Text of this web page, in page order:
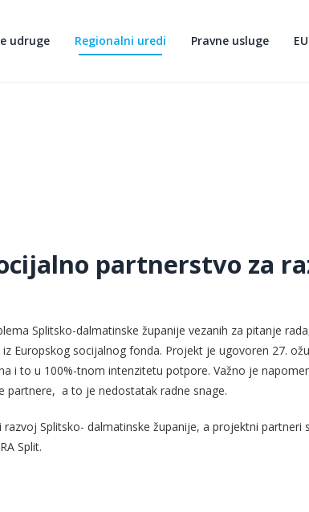
udruge Regionalni uredi Pravne usluge
partnerstvo za
Splitsko-dalmatinske županije vezanih za pitanje
Europskog socijalnog fonda. Projekt je ugovoren 27.
i to u 100%-tnom intenzitetu potpore. Važno je
partnere, a to je nedostatak radne snage.
Splitsko- dalmatinske županije, a projektni partneri
Split.